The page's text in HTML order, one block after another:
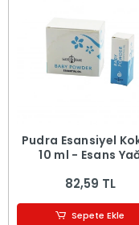
Pudra Esansiyel
10 ml - Esans
82,59 TL
Sepete Ekle